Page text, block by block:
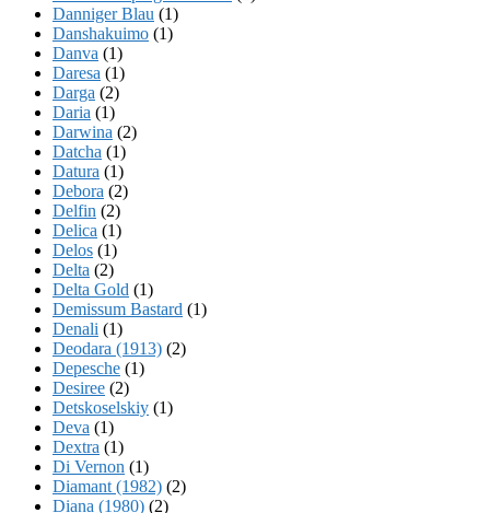
Danniger Blau (1)
Danshakuimo (1)
Danva (1)
Daresa (1)
Darga (2)
Daria (1)
Darwina (2)
Datcha (1)
Datura (1)
Debora (2)
Delfin (2)
Delica (1)
Delos (1)
Delta (2)
Delta Gold (1)
Demissum Bastard (1)
Denali (1)
Deodara (1913) (2)
Depesche (1)
Desiree (2)
Detskoselskiy (1)
Deva (1)
Dextra (1)
Di Vernon (1)
Diamant (1982) (2)
Diana (1980) (2)